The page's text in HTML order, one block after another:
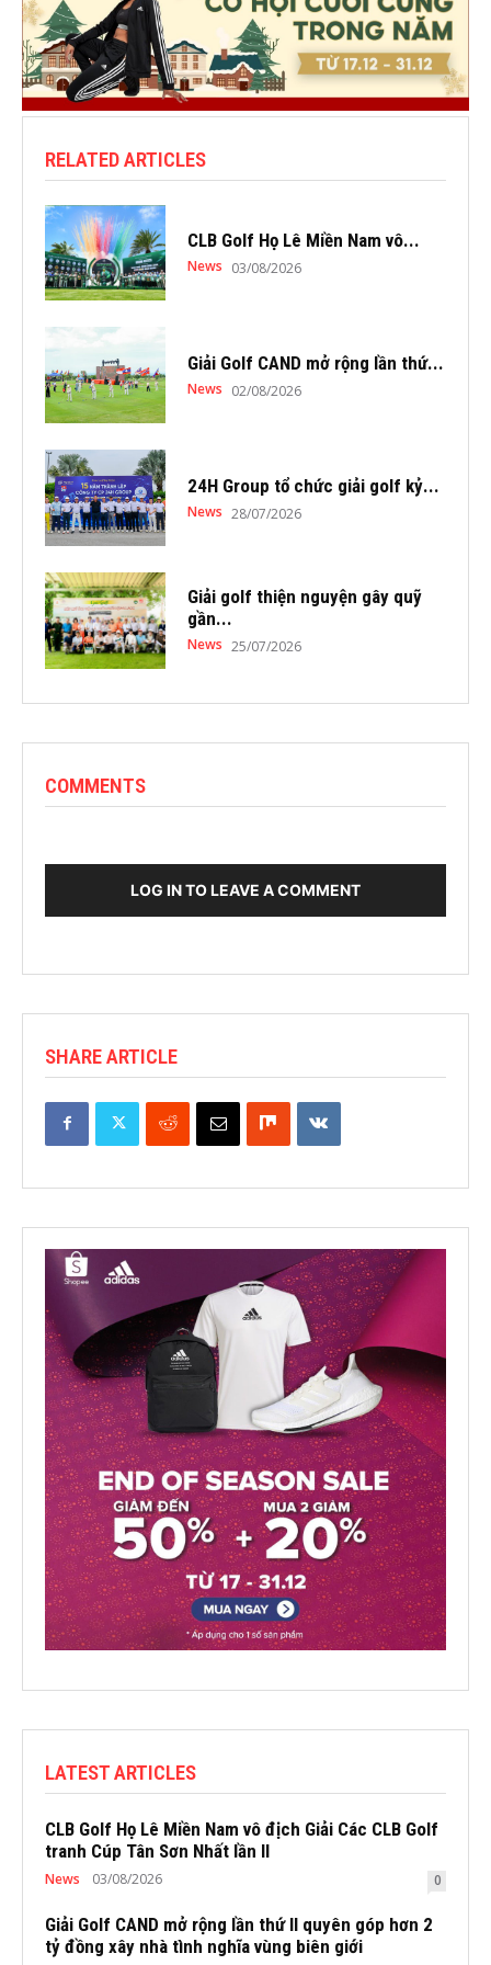
RELATED ARTICLES
CLB Golf Họ Lê Miền Nam vô...
News 03/08/2026
Giải Golf CAND mở rộng lần thứ...
News 02/08/2026
24H Group tổ chức giải golf kỷ...
News 28/07/2026
Giải golf thiện nguyện gây quỹ
gần...
News 25/07/2026
COMMENTS
LOG IN TO LEAVE A COMMENT
SHARE ARTICLE
LATEST ARTICLES
CLB Golf Họ Lê Miền Nam vô địch Giải Các CLB Golf
tranh Cúp Tân Sơn Nhất lần II
News 03/08/2026 0
Giải Golf CAND mở rộng lần thứ II quyên góp hơn 2
tỷ đồng xây nhà tình nghĩa vùng biên giới